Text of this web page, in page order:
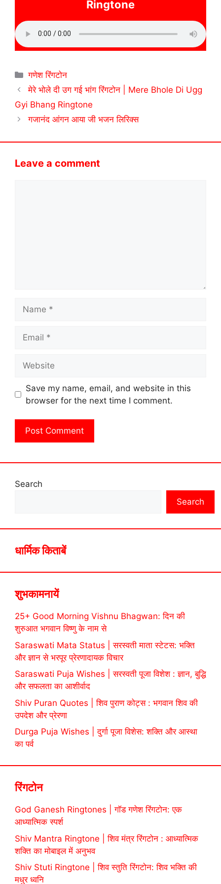
Ringtone
Categories
गणेश रिंगटोन
मेरे भोले दी उग गई भांग रिंगटोन | Mere Bhole Di Ugg
Gyi Bhang Ringtone
गजानंद आंगन आया जी भजन लिरिक्स
Leave a comment
Save my name, email, and website in this
browser for the next time I comment.
Search
Search
धार्मिक किताबें
शुभकामनायें
25+ Good Morning Vishnu Bhagwan: दिन की
शुरुआत भगवान विष्णु के नाम से
Saraswati Mata Status | सरस्वती माता स्टेटस: भक्ति
और ज्ञान से भरपूर प्रेरणादायक विचार
Saraswati Puja Wishes | सरस्वती पूजा विशेश : ज्ञान, बुद्धि
और सफलता का आशीर्वाद
Shiv Puran Quotes | शिव पुराण कोट्स : भगवान शिव की
उपदेश और प्रेरणा
Durga Puja Wishes | दुर्गा पूजा विशेस: शक्ति और आस्था
का पर्व
रिंगटोन
God Ganesh Ringtones | गॉड गणेश रिंगटोन: एक
आध्यात्मिक स्पर्श
Shiv Mantra Ringtone | शिव मंत्र रिंगटोन : आध्यात्मिक
शक्ति का मोबाइल में अनुभव
Shiv Stuti Ringtone | शिव स्तुति रिंगटोन: शिव भक्ति की
मधुर ध्वनि